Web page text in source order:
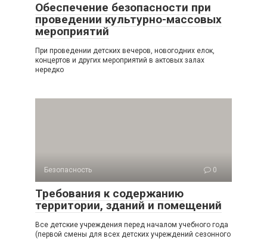
Обеспечение безопасности при
проведении культурно-массовых
мероприятий
При проведении детских вечеров, новогодних елок,
концертов и других мероприятий в актовых залах
нередко
Безопасность 0
Требования к содержанию
территории, зданий и помещений
Все детские учреждения перед началом учебного года
(первой смены для всех дет­ских учреждений сезонного